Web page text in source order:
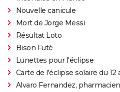
Nouvelle canicule
Mort de Jorge Messi
Résultat Loto
Bison Futé
Lunettes pour l'éclipse
Carte de l'éclipse solaire du 12
Alvaro Fernandez,